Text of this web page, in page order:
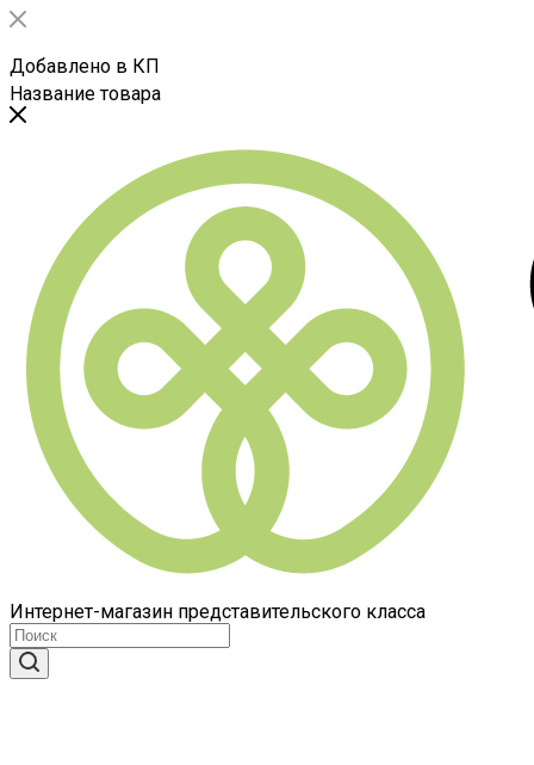
Добавлено в КП
Название товара
Интернет-магазин представительского класса